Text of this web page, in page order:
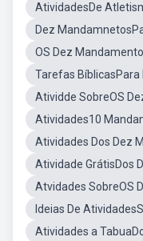
AtividadesDe
Dez
OS Dez
Tarefas
Atividde SobreOS
Atividades10
Atividades Dos Dez
Atividade GrátisDos
Atvidades SobreOS
Ideias De
Atividades a